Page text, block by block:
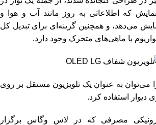
که اطلاعاتی به روز مانند آب و هوا و
می‌دهد، و همچنین گزینه‌ای برای تبدیل کل
با ماهی‌های متحرک وجود دارد.
می‌توان به عنوان یک تلویزیون مستقل بر روی
دیوار استفاده کرد.
مصرفی که در لاس وگاس برگزار